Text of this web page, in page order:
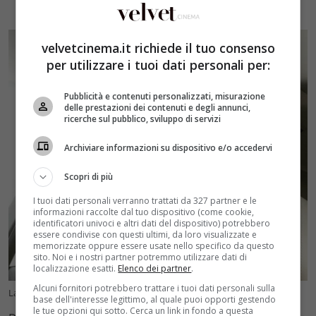
La nuova vita di Mascia Ferri – velvetcinema.it – foto @masciaferri
velvetcinema.it richiede il tuo consenso
per utilizzare i tuoi dati personali per:
Pubblicità e contenuti personalizzati, misurazione
delle prestazioni dei contenuti e degli annunci,
ricerche sul pubblico, sviluppo di servizi
Archiviare informazioni su dispositivo e/o accedervi
Scopri di più
I tuoi dati personali verranno trattati da 327 partner e le
informazioni raccolte dal tuo dispositivo (come cookie,
identificatori univoci e altri dati del dispositivo) potrebbero
essere condivise con questi ultimi, da loro visualizzate e
memorizzate oppure essere usate nello specifico da questo
sito. Noi e i nostri partner potremmo utilizzare dati di
localizzazione esatti. Elenco dei partner.
Alcuni fornitori potrebbero trattare i tuoi dati personali sulla
base dell'interesse legittimo, al quale puoi opporti gestendo
le tue opzioni qui sotto. Cerca un link in fondo a questa